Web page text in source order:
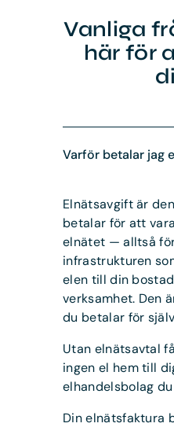
Vanliga
här för
Varför betalar jag
Elnätsavgift är
betalar för att
elnätet — alltså
infrastrukturen
elen till din
verksamhet. Den
du betalar för
Utan elnätsavtal
ingen el hem till
elhandelsbolag
Din elnätsfaktura